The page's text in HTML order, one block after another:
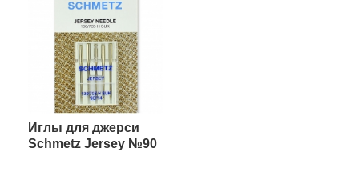
Иглы для джерси
Schmetz Jersey №90